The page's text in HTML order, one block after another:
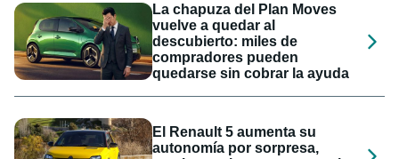
La chapuza del Plan Moves
vuelve a quedar al
descubierto: miles de
compradores pueden
quedarse sin cobrar la ayuda
El Renault 5 aumenta su
autonomía por sorpresa,